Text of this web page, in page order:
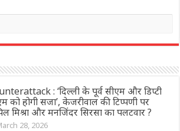
: ‘दिल्ली के पूर्व सीएम और डिप्टी
को होगी सजा’, केजरीवाल की टिप्पणी पर
मिश्रा और मनजिंदर सिरसा का पलटवार ?
28, 2026